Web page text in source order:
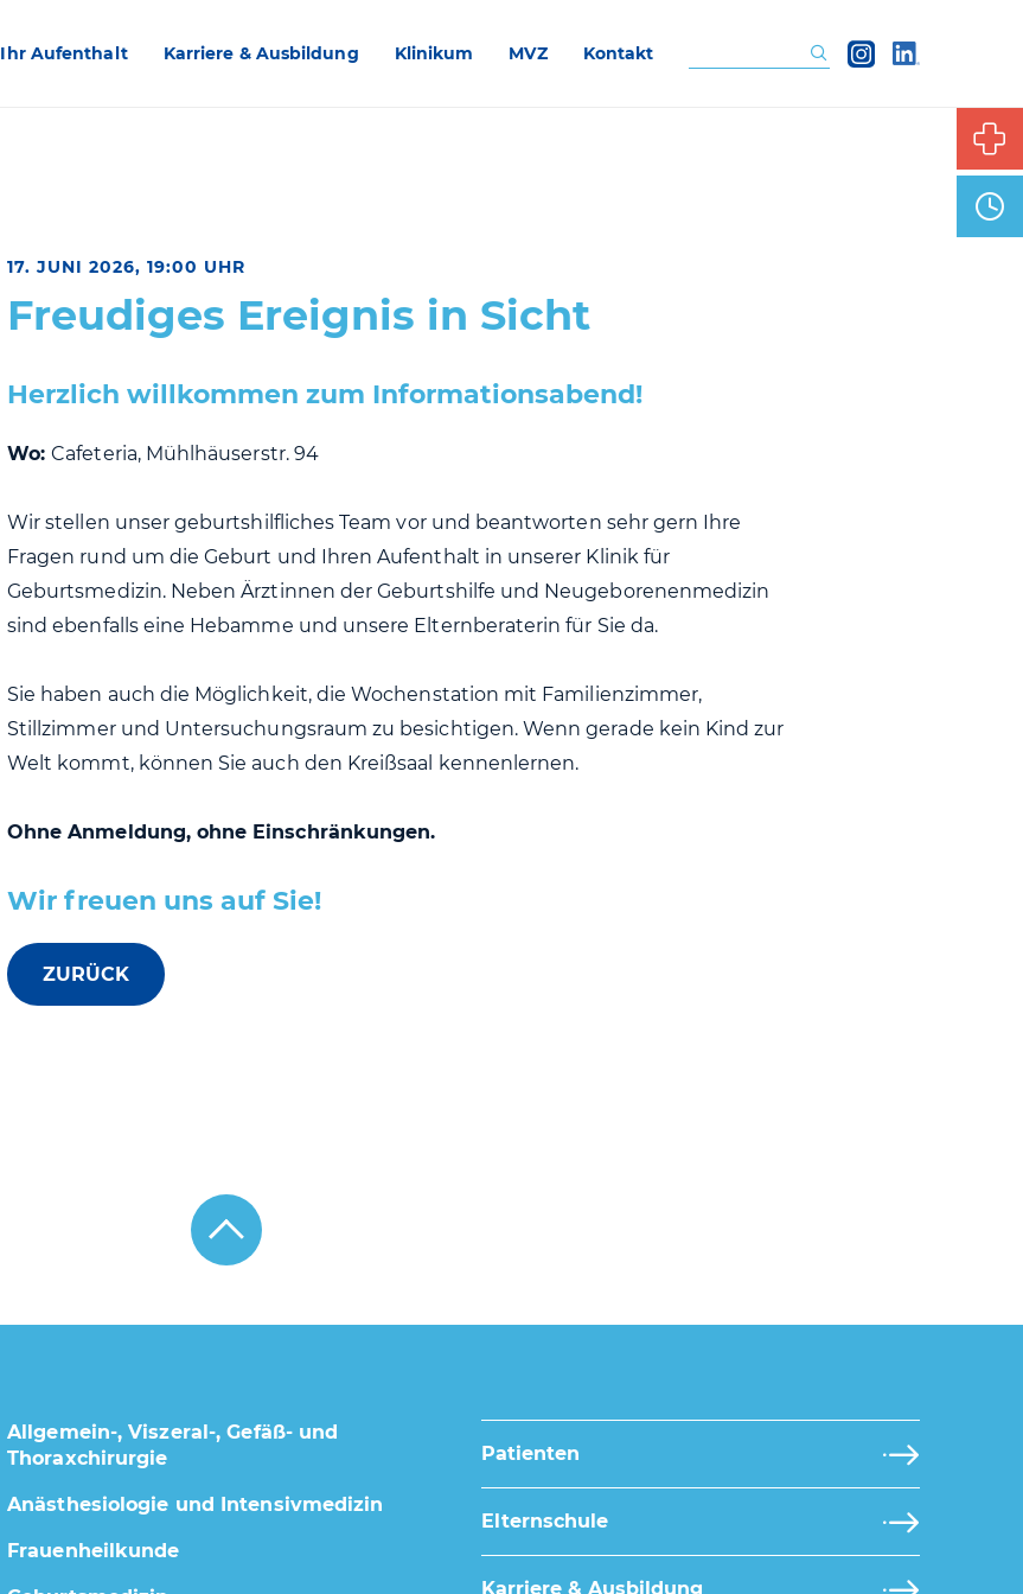
Ihr Aufenthalt Karriere & Ausbildung Klinikum MVZ Kontakt
17. JUNI 2026, 19:00 UHR
Freudiges Ereignis in Sicht
Herzlich willkommen zum Informationsabend!
Wo:Cafeteria, Mühlhäuserstr. 94
Wir stellen unser geburtshilfliches Team vor und beantworten sehr gern Ihre
Fragen rund um die Geburt und Ihren Aufenthalt in unserer Klinik für
Geburtsmedizin. Neben Ärztinnen der Geburtshilfe und Neugeborenenmedizin
sind ebenfalls eine Hebamme und unsere Elternberaterin für Sie da.
Sie haben auch die Möglichkeit, die Wochenstation mit Familienzimmer,
Stillzimmer und Untersuchungsraum zu besichtigen. Wenn gerade kein Kind zur
Welt kommt, können Sie auch den Kreißsaal kennenlernen.
Ohne Anmeldung, ohne Einschränkungen.
Wir freuen uns auf Sie!
ZURÜCK
Allgemein-, Viszeral-, Gefäß- und
Thoraxchirurgie
Anästhesiologie und Intensivmedizin
Frauenheilkunde
Patienten
Elternschule
Karriere & Ausbildung